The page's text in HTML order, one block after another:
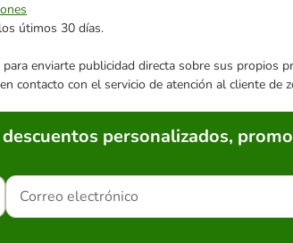
útimos 30 días.
enviarte publicidad directa sobre sus
contacto con el servicio de atención al cliente de
personalizados,